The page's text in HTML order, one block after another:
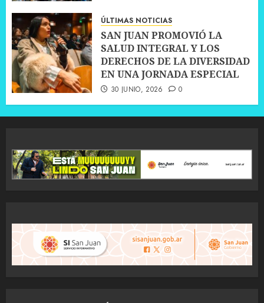
ÚLTIMAS NOTICIAS
SAN JUAN PROMOVIÓ LA
SALUD INTEGRAL Y LOS
DERECHOS DE LA DIVERSIDAD
EN UNA JORNADA ESPECIAL
30 JUNIO, 2026 0